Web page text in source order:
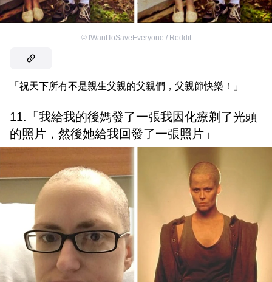
© IWantToSaveEveryone / Reddit
「祝天下所有不是親生父親的父親們，父親節快樂！」
11.「我給我的後媽發了一張我因化療剃了光頭
的照片，然後她給我回發了一張照片」